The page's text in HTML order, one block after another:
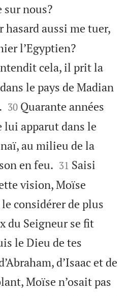
sur nous?
hasard aussi me tuer,
l’Egyptien?
cela, il prit la
le pays de Madian


30 Quarante années
lui apparut dans le
au milieu de la
en feu. 

31 Saisi
vision, Moïse
considérer de plus
du Seigneur se fit
le Dieu de tes
d’Isaac et de
Moïse n’osait pas